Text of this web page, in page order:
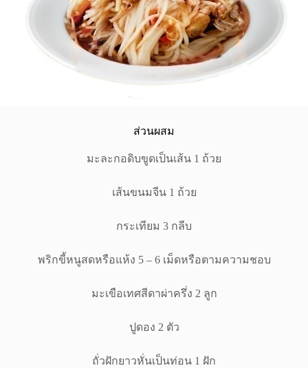
ส่วนผสม
มะละกอดิบขูดเป็นเส้น 1 ถ้วย
เส้นขนมจีน 1 ถ้วย
กระเทียม 3 กลีบ
พริกขี้หนูสดหรือแห้ง 5 – 6 เม็ดหรือตามความชอบ
มะเขือเทศสีดาผ่าครึ่ง 2 ลูก
ปูดอง 2 ตัว
ถั่วฝักยาวหั่นเป็นท่อน 1 ฝัก